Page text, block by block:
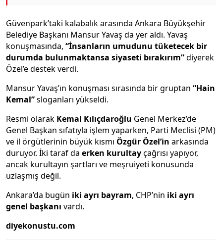
Güvenpark’taki kalabalık arasında Ankara Büyükşehir
Belediye Başkanı Mansur Yavaş da yer aldı. Yavaş
konuşmasında, “İnsanların umudunu tüketecek bir
durumda bulunmaktansa siyaseti bırakırım”diyerek
Özel’e destek verdi.
Mansur Yavaş’ın konuşması sırasında bir gruptan “Hain
Kemal”sloganları yükseldi.
Resmi olarak Kemal Kılıçdaroğlu Genel Merkez’de
Genel Başkan sıfatıyla işlem yaparken, Parti Meclisi (PM)
ve il örgütlerinin büyük kısmı Özgür Özel’in arkasında
duruyor. İki taraf da erken kurultayçağrısı yapıyor,
ancak kurultayın şartları ve meşruiyeti konusunda
uzlaşmış değil.
Ankara’da bugün iki ayrı bayram, CHP’nin iki ayrı
genel başkanı vardı.
diyekonustu.com